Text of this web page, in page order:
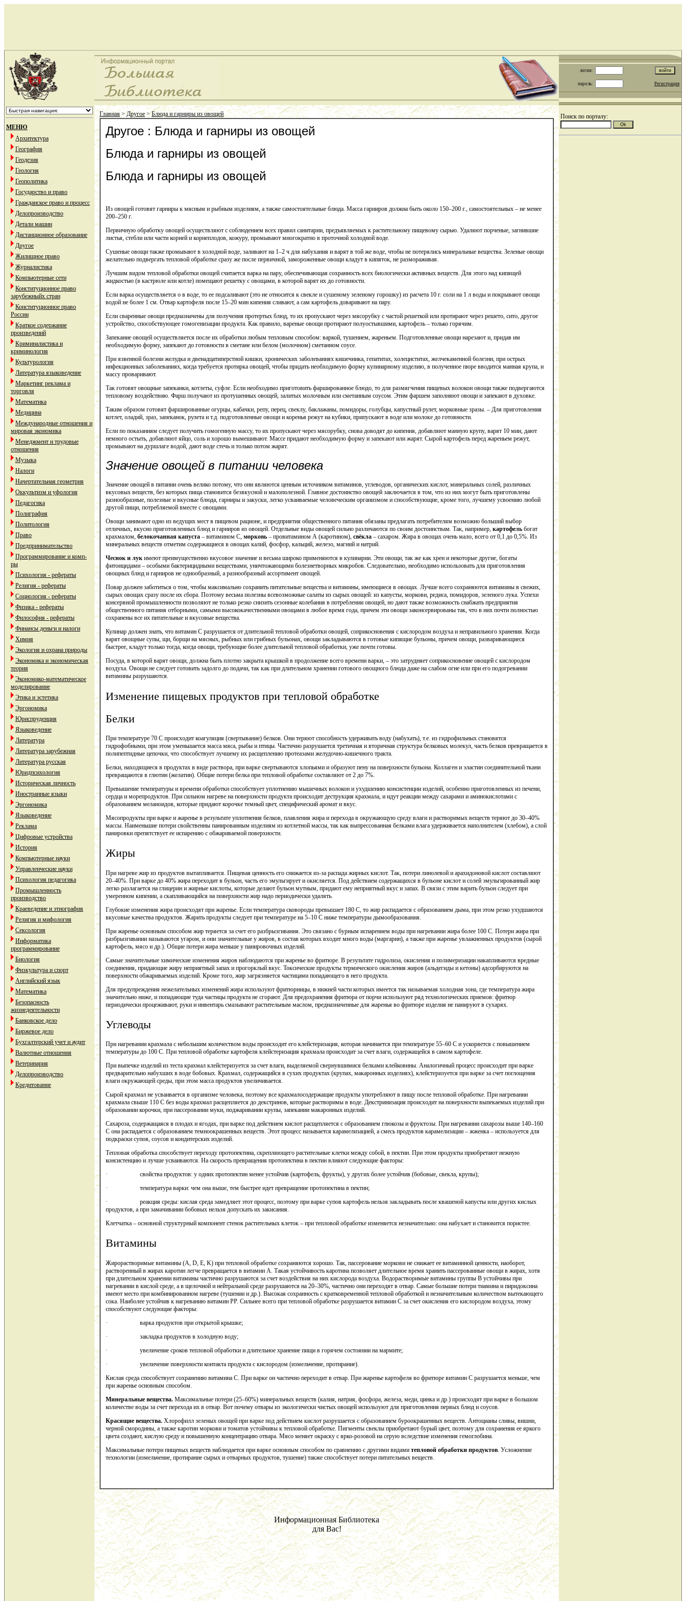
логин:
пароль: Регистрация
МЕНЮ
Архитектура
География
Геодезия
Геология
Геополитика
Государство и право
Гражданское право и процесс
Делопроизводство
Детали машин
Дистанционное образование
Другое
Жилищное право
Журналистика
Компьютерные сети
Конституционное право
зарубежныйх стран
Конституционное право
России
Краткое содержание
произведений
Криминалистика и
криминология
Культурология
Литература языковедение
Маркетинг реклама и
торговля
Математика
Медицина
Международные отношения и
мировая экономика
Менеджмент и трудовые
отношения
Музыка
Налоги
Начертательная геометрия
Оккультизм и уфология
Педагогика
Полиграфия
Политология
Право
Предпринимательство
Программирование и комп-
ры
Психология - рефераты
Религия - рефераты
Социология - рефераты
Физика - рефераты
Философия - рефераты
Финансы деньги и налоги
Химия
Экология и охрана природы
Экономика и экономическая
теория
Экономико-математическое
моделирование
Этика и эстетика
Эргономика
Юриспруденция
Языковедение
Литература
Литература зарубежная
Литература русская
Юридпсихология
Историческая личность
Иностранные языки
Эргономика
Языковедение
Реклама
Цифровые устройства
История
Компьютерные науки
Управленческие науки
Психология педагогика
Промышленность
производство
Краеведение и этнография
Религия и мифология
Сексология
Информатика
программирование
Биология
Физкультура и спорт
Английский язык
Математика
Безопасность
жизнедеятельности
Банковское дело
Биржевое дело
Бухгалтерский учет и аудит
Валютные отношения
Ветеринария
Делопроизводство
Кредитование
Главная>Другое>Блюда и гарниры из овощей
Другое : Блюда и гарниры из овощей
Блюда и гарниры из овощей
Блюда и гарниры из овощей
Из овощей готовят гарниры к мясным и рыбным изделиям, а также самостоятельные блюда. Масса гарниров должна быть около 150–200 г., самостоятельных – не менее
200–250 г.
Первичную обработку овощей осуществляют с соблюдением всех правил санитарии, предъявляемых к растительному пищевому сырью. Удаляют порченые, загнившие
листья, стебли или части корней и корнеплодов, кожуру, промывают многократно в проточной холодной воде.
Сушеные овощи также промывают в холодной воде, заливают на 1–2 ч для набухания и варят в той же воде, чтобы не потерялись минеральные вещества. Зеленые овощи
желательно подвергать тепловой обработке сразу же после первичной, замороженные овощи кладут в кипяток, не размораживая.
Лучшим видом тепловой обработки овощей считается варка на пару, обеспечивающая сохранность всех биологически активных веществ. Для этого над кипящей
жидкостью (в кастрюле или котле) помещают решетку с овощами, в которой варят их до готовности.
Если варка осуществляется o в воде, то ее подсаливают (это не относится к свекле и сушеному зеленому горошку) из расчета 10 г. соли на 1 л воды и покрывают овощи
водой не более 1 см. Отвар картофеля после 15–20 мин кипения сливают, а сам картофель доваривают на пару.
Если сваренные овощи предназначены для получения протертых блюд, то их пропускают через мясорубку с частой решеткой или протирают через решето, сито, другое
устройство, способствующее гомогенизации продукта. Как правило, вареные овощи протирают полуостывшими, картофель – только горячим.
Запекание овощей осуществляется после их обработки любым тепловым способом: варкой, тушением, жареньем. Подготовленные овощи нарезают и, придав им
необходимую форму, запекают до готовности в сметане или белом (молочном) сметанном соусе.
При язвенной болезни желудка и двенадцатиперстной кишки, хронических заболеваниях кишечника, гепатитах, холециститах, желчекаменной болезни, при острых
инфекционных заболеваниях, когда требуется протирка овощей, чтобы придать необходимую форму кулинарному изделию, в полученное пюре вводится манная крупа, и
массу проваривают.
Так готовят овощные запеканки, котлеты, суфле. Если необходимо приготовить фаршированное блюдо, то для размягчения пищевых волокон овощи также подвергаются
тепловому воздействию. Фарш получают из протушенных овощей, залитых молочным или сметанным соусом. Этим фаршем заполняют овощи и запекают в духовке.
Таким образом готовят фаршированные огурцы, кабачки, репу, перец, свеклу, баклажаны, помидоры, голубцы, капустный рулет, морковные зразы. – Для приготовления
котлет, оладий, зраз, запеканок, рулета и т.д. подготовленные овощи и коренья режут на кубики, припускают в воде или молоке до готовности.
Если по показаниям следует получить гомогенную массу, то их пропускают через мясорубку, снова доводят до кипения, добавляют манную крупу, варят 10 мин, дают
немного остыть, добавляют яйцо, соль и хорошо вымешивают. Массе придают необходимую форму и запекают или жарят. Сырой картофель перед жареньем режут,
промывают на дуршлаге водой, дают воде стечь и только потом жарят.
Значение овощей в питании человека
Значение овощей в питании очень велико потому, что они являются ценным источником витаминов, углеводов, органических кислот, минеральных солей, различных
вкусовых веществ, без которых пища становится безвкусной и малополезной. Главное достоинство овощей заключается в том, что из них могут быть приготовлены
разнообразные, полезные и вкусные блюда, гарниры и закуски, легко усваиваемые человеческим организмом и способствующие, кроме того, лучшему усвоению любой
другой пищи, потребляемой вместе с овощами.
Овощи занимают одно из ведущих мест в пищевом рационе, и предприятия общественного питания обязаны предлагать потребителям возможно больший выбор
отличных, вкусно приготовленных блюд и гарниров из овощей. Отдельные виды овощей сильно различаются по своим достоинствам. Так, например, картофель богат
крахмалом, белокочанная капуста – витамином С, морковь – провитамином А (каротином), свёкла – сахаром. Жира в овощах очень мало, всего от 0,1 до 0,5%. Из
минеральных веществ отметим содержащиеся в овощах калий, фосфор, кальций, железо, магний и натрий.
Чеснок и лук имеют преимущественно вкусовое значение и весьма широко применяются в кулинарии. Эти овощи, так же как хрен и некоторые другие, богаты
фитонцидами – особыми бактерицидными веществами, уничтожающими болезнетворных микробов. Следовательно, необходимо использовать для приготовления
овощных блюд и гарниров не однообразный, а разнообразный ассортимент овощей.
Повар должен заботиться о том, чтобы максимально сохранить питательные вещества и витамины, имеющиеся в овощах. Лучше всего сохраняются витамины в свежих,
сырых овощах сразу после их сбора. Поэтому весьма полезны всевозможные салаты из сырых овощей: из капусты, моркови, редиса, помидоров, зеленого лука. Успехи
консервной промышленности позволяют не только резко снизить сезонные колебания в потреблении овощей, но дают также возможность снабжать предприятия
общественного питания отборными, самыми высококачественными овощами в любое время года, причем эти овощи законсервированы так, что в них почти полностью
сохранены все их питательные и вкусовые вещества.
Кулинар должен знать, что витамин С разрушается от длительной тепловой обработки овощей, соприкосновения с кислородом воздуха и неправильного хранения. Когда
варят овощные супы, щи, борщи на мясных, рыбных или грибных бульонах, овощи закладываются в готовые кипящие бульоны, причем овощи, разваривающиеся
быстрее, кладут только тогда, когда овощи, требующие более длительной тепловой обработки, уже почти готовы.
Посуда, в которой варят овощи, должна быть плотно закрыта крышкой в продолжение всего времени варки, – это затрудняет соприкосновение овощей с кислородом
воздуха. Овощи не следует готовить задолго до подачи, так как при длительном хранении готового овощного блюда даже на слабом огне или при его подогревании
витамины разрушаются.
Изменение пищевых продуктов при тепловой обработке
Белки
При температуре 70 С происходит коагуляция (свертывание) белков. Они теряют способность удерживать воду (набухать), т.е. из гидрофильных становятся
гидрофобными, при этом уменьшается масса мяса, рыбы и птицы. Частично разрушается третичная и вторичная структура белковых молекул, часть белков превращается в
полипептидные цепочки, что способствует лучшему их расщеплению протеазами желудочно-кишечного тракта.
Белки, находящиеся в продуктах в виде раствора, при варке свертываются хлопьями и образуют пену на поверхности бульона. Коллаген и эластин соединительной ткани
превращаются в глютин (желатин). Общие потери белка при тепловой обработке составляют от 2 до 7%.
Превышение температуры и времени обработки способствует уплотнению мышечных волокон и ухудшению консистенции изделий, особенно приготовленных из печени,
сердца и морепродуктов. При сильном нагреве на поверхности продукта происходит деструкция крахмала, и идут реакции между сахарами и аминокислотами с
образованием меланоидов, которые придают корочке темный цвет, специфический аромат и вкус.
Мясопродукты при варке и жаренье в результате уплотнения белков, плавления жира и перехода в окружающую среду влаги и растворимых веществ теряют до 30–40%
массы. Наименьшие потери свойственны панированным изделиям из котлетной массы, так как выпрессованная белками влага удерживается наполнителем (хлебом), а слой
панировки препятствует ее испарению с обжариваемой поверхности.
Жиры
При нагреве жир из продуктов вытапливается. Пищевая ценность его снижается из-за распада жирных кислот. Так, потери линолевой и арахидоновой кислот составляют
20–40%. При варке до 40% жира переходит в бульон, часть его эмульгирует и окисляется. Под действием содержащихся в бульоне кислот и солей эмульгированный жир
легко разлагается на глицерин и жирные кислоты, которые делают бульон мутным, придают ему неприятный вкус и запах. В связи с этим варить бульон следует при
умеренном кипении, а скапливающийся на поверхности жир надо периодически удалять.
Глубокие изменения жира происходят при жаренье. Если температура сковороды превышает 180 С, то жир распадается с образованием дыма, при этом резко ухудшаются
вкусовые качества продуктов. Жарить продукты следует при температуре на 5–10 С ниже температуры дымообразования.
При жаренье основным способом жир теряется за счет его разбрызгивания. Это связано с бурным испарением воды при нагревании жира более 100 С. Потери жира при
разбрызгивании называются угаром, и они значительные у жиров, в состав которых входит много воды (маргарин), а также при жаренье увлажненных продуктов (сырой
картофель, мясо и др.). Общие потери жира меньше у панировочных изделий.
Самые значительные химические изменения жиров наблюдаются при жаренье во фритюре. В результате гидролиза, окисления и полимеризации накапливаются вредные
соединения, придающие жиру неприятный запах и прогорклый вкус. Токсические продукты термического окисления жиров (альдегиды и кетоны) адсорбируются на
поверхности обжариваемых изделий. Кроме того, жир загрязняется частицами попадающего в него продукта.
Для предупреждения нежелательных изменений жира используют фритюрницы, в нижней части которых имеется так называемая холодная зона, где температура жира
значительно ниже, и попадающие туда частицы продукта не сгорают. Для предохранения фритюра от порчи используют ряд технологических приемов: фритюр
периодически процеживают, руки и инвентарь смазывают растительным маслом, предназначенные для жаренья во фритюре изделия не панируют в сухарях.
Углеводы
При нагревании крахмала с небольшим количеством воды происходит его клейстеризация, которая начинается при температуре 55–60 С и ускоряется с повышением
температуры до 100 С. При тепловой обработке картофеля клейстеризация крахмала происходит за счет влаги, содержащейся в самом картофеле.
При выпечке изделий из теста крахмал клейстеризуется за счет влаги, выделяемой свернувшимися белками клейковины. Аналогичный процесс происходит при варке
предварительно набухших в воде бобовых. Крахмал, содержащийся в сухих продуктах (крупах, макаронных изделиях), клейстеризуется при варке за счет поглощения
влаги окружающей среды, при этом масса продуктов увеличивается.
Сырой крахмал не усваивается в организме человека, поэтому все крахмалосодержащие продукты употребляют в пищу после тепловой обработке. При нагревании
крахмала свыше 110 С без воды крахмал расщепляется до декстринов, которые растворимы в воде. Декстринизация происходит на поверхности выпекаемых изделий при
образовании корочки, при пассеровании муки, поджаривании крупы, запекании макаронных изделий.
Сахароза, содержащаяся в плодах и ягодах, при варке под действием кислот расщепляется с образованием глюкозы и фруктозы. При нагревании сахарозы выше 140–160
С она распадается с образованием темноокрашенных веществ. Этот процесс называется карамелизацией, а смесь продуктов карамелизации – жженка – используется для
подкраски супов, соусов и кондитерских изделий.
Тепловая обработка способствует переходу протопектина, скрепляющего растительные клетки между собой, в пектин. При этом продукты приобретают нежную
консистенцию и лучше усваиваются. На скорость превращения протопектина в пектин влияют следующие факторы:
· свойства продуктов: у одних протопектин менее устойчив (картофель, фрукты), у других более устойчив (бобовые, свекла, крупы);
· температура варки: чем она выше, тем быстрее идет превращение протопектина в пектин;
· реакция среды: кислая среда замедляет этот процесс, поэтому при варке супов картофель нельзя закладывать после квашеной капусты или других кислых
продуктов, а при замачивании бобовых нельзя допускать их закисания.
Клетчатка – основной структурный компонент стенок растительных клеток – при тепловой обработке изменяется незначительно: она набухает и становится пористее.
Витамины
Жирорастворимые витамины (А, D, E, K) при тепловой обработке сохраняются хорошо. Так, пассерование моркови не снижает ее витаминной ценности, наоборот,
растворенный в жирах каротин легче превращается в витамин А. Такая устойчивость каротина позволяет длительное время хранить пассерованные овощи в жирах, хотя
при длительном хранении витамины частично разрушаются за счет воздействия на них кислорода воздуха. Водорастворимые витамины группы В устойчивы при
нагревании в кислой среде, а в щелочной и нейтральной среде разрушаются на 20–30%, частично они переходят в отвар. Самые большие потери тиамина и пиридоксина
имеют место при комбинированном нагреве (тушении и др.). Высокая сохранность с кратковременной тепловой обработкой и незначительным количеством вытекающего
сока. Наиболее устойчив к нагреванию витамин РР. Сильнее всего при тепловой обработке разрушается витамин С за счет окисления его кислородом воздуха, этому
способствуют следующие факторы:
· варка продуктов при открытой крышке;
· закладка продуктов в холодную воду;
· увеличение сроков тепловой обработки и длительное хранение пищи в горячем состоянии на мармите;
· увеличение поверхности контакта продукта с кислородом (измельчение, протирание).
Кислая среда способствует сохранению витамина С. При варке он частично переходит в отвар. При жаренье картофеля во фритюре витамин С разрушается меньше, чем
при жаренье основным способом.
Минеральные вещества. Максимальные потери (25–60%) минеральных веществ (калия, натрия, фосфора, железа, меди, цинка и др.) происходят при варке в большом
количестве воды за счет перехода их в отвар. Вот почему отвары из экологически чистых овощей используют для приготовления первых блюд и соусов.
Красящие вещества. Хлорофилл зеленых овощей при варке под действием кислот разрушается с образованием буроокрашенных веществ. Антоцианы сливы, вишни,
черной смородины, а также каротин моркови и томатов устойчивы к тепловой обработке. Пигменты свеклы приобретают бурый цвет, поэтому для сохранения ее яркого
цвета создают, кислую среду и повышенную концентрацию отвара. Мясо меняет окраску с ярко-розовой на серую вследствие изменения гемоглобина.
Максимальные потери пищевых веществ наблюдается при варке основным способом по сравнению с другими видами тепловой обработки продуктов . Усложнение
технологии (измельчение, протирание сырых и отварных продуктов, тушение) также способствует потери питательных веществ.
Информационная Библиотека
для Вас!
Поиск по порталу: